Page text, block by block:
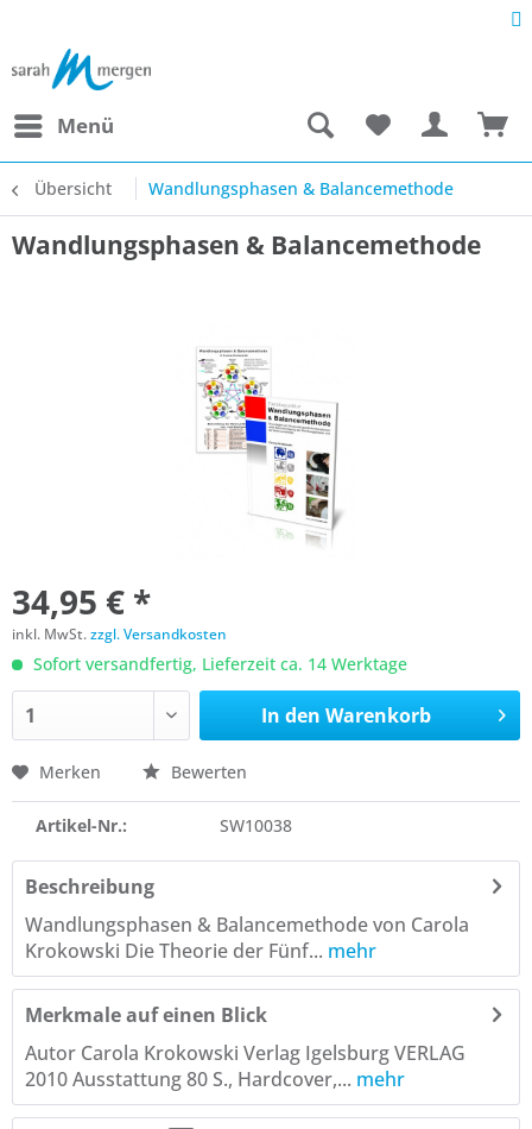
Menü
Übersicht Wandlungsphasen & Balancemethode
Wandlungsphasen & Balancemethode
34,95 € *
inkl. MwSt.zzgl. Versandkosten
Sofort versandfertig, Lieferzeit ca. 14 Werktage
In den Warenkorb
Merken Bewerten
Artikel-Nr.: SW10038
Beschreibung
Wandlungsphasen & Balancemethode von Carola
Krokowski Die Theorie der Fünf... mehr
Merkmale auf einen Blick
Autor Carola Krokowski Verlag Igelsburg VERLAG
2010 Ausstattung 80 S., Hardcover,... mehr